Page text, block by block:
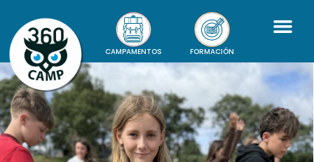
CAMPAMENTOS FORMACIÓN